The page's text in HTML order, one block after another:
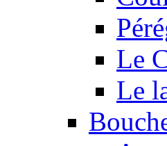
Le
Le